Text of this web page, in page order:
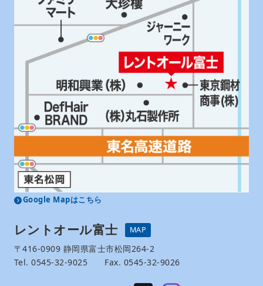
Google Mapはこちら
レントオール富士 MAP
〒416-0909 静岡県富士市松岡264-2
Tel. 0545-32-9025 Fax. 0545-32-9026